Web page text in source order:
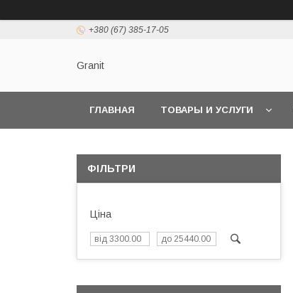
+380 (67) 385-17-05
Granit
ГЛАВНАЯ ТОВАРЫ И УСЛУГИ
ФІЛЬТРИ
Ціна